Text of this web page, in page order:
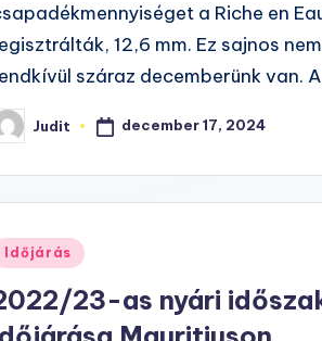
a Riche en
12,6 mm. Ez sajnos
száraz decemberünk van.
Judit december 17, 2024
Időjárás
23-as nyári